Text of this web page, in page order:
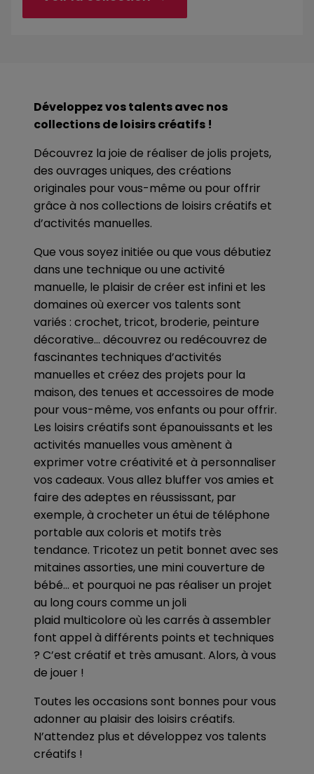
Développez vos talents avec nos
collections de loisirs créatifs !
Découvrez la joie de réaliser de jolis projets,
des ouvrages uniques, des créations
originales pour vous-même ou pour offrir
grâce à nos collections de loisirs créatifs et
d’activités manuelles.
Que vous soyez initiée ou que vous débutiez
dans une technique ou une activité
manuelle, le plaisir de créer est infini et les
domaines où exercer vos talents sont
variés : crochet, tricot, broderie, peinture
décorative… découvrez ou redécouvrez de
fascinantes techniques d’activités
manuelles et créez des projets pour la
maison, des tenues et accessoires de mode
pour vous-même, vos enfants ou pour offrir.
Les loisirs créatifs sont épanouissants et les
activités manuelles vous amènent à
exprimer votre créativité et à personnaliser
vos cadeaux. Vous allez bluffer vos amies et
faire des adeptes en réussissant, par
exemple, à crocheter un étui de téléphone
portable aux coloris et motifs très
tendance. Tricotez un petit bonnet avec ses
mitaines assorties, une mini couverture de
bébé… et pourquoi ne pas réaliser un projet
au long cours comme un joli
plaid multicolore où les carrés à assembler
font appel à différents points et techniques
? C’est créatif et très amusant. Alors, à vous
de jouer !
Toutes les occasions sont bonnes pour vous
adonner au plaisir des loisirs créatifs.
N’attendez plus et développez vos talents
créatifs !